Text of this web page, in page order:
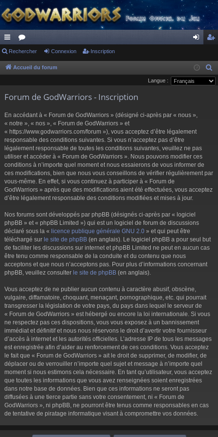
ac
co
ci
or
u
s
ne cri
pti
Rechercher Connexion Inscription
Accueil du forum
e
Langue :
Forum de GodWarriors - Inscription
En accédant à « Forum de GodWarriors » (désigné ci-après par « nous »,
« notre », « nos », « Forum de GodWarriors » et
« https://www.godwarriors.com/forum »), vous acceptez d’être légalement
responsable des conditions suivantes. Si vous n’acceptez pas d’être
légalement responsable de toutes les conditions suivantes, veuillez ne pas
utiliser et accéder à « Forum de GodWarriors ». Nous pouvons modifier ces
conditions à n’importe quel moment et nous essaierons de vous informer de
ces modifications, bien que nous vous conseillons de vérifier régulièrement par
vous-même. En effet, si vous continuez à participer à « Forum de
GodWarriors » après que des modifications aient été effectuées, vous acceptez
d’être légalement responsable des conditions modifiées et mises à jour.
Nos forums sont développés par phpBB (désignés ci-après par « logiciel
phpBB » et « phpBB Limited ») qui est un logiciel de forum de discussions
déclaré sous la « licence publique générale GNU 2.0 » et qui peut être
téléchargé sur le site de phpBB (en anglais). Le logiciel phpBB a pour seul but
de faciliter les discussions sur internet et phpBB Limited ne peut en aucun cas
être tenu comme responsable de la conduite et du contenu que nous
acceptons et que nous n’acceptons pas. Pour plus d’informations concernant
phpBB, veuillez consulter le site de phpBB (en anglais).
Vous acceptez de ne publier aucun contenu à caractère abusif, obscène,
vulgaire, diffamatoire, choquant, menaçant, pornographique, etc. qui pourrait
transgresser la législation de votre pays, du pays dans lequel le serveur de
« Forum de GodWarriors » est hébergé ou encore la loi internationale. Si vous
ne respectez pas ces dispositions, vous vous exposez à un bannissement
immédiat et définitif et nous nous réservons le droit d’avertir votre fournisseur
d’accès à internet et les autorités officielles. L’adresse IP de tous les messages
est enregistrée afin d’aider au renforcement de ces conditions. Vous acceptez
le fait que « Forum de GodWarriors » ait le droit de supprimer, de modifier, de
déplacer ou de verrouiller n’importe quel sujet et message à n’importe quel
moment si nous estimons cela nécessaire. En tant qu’utilisateur, vous acceptez
que toutes les informations que vous avez renseignées soient enregistrées
dans notre base de données. Bien que ces informations ne seront pas
diffusées à une tierce partie sans votre consentement, ni « Forum de
GodWarriors », ni phpBB, ne pourront être tenus comme responsables en cas
de tentative de piratage informatique visant à compromettre vos données.